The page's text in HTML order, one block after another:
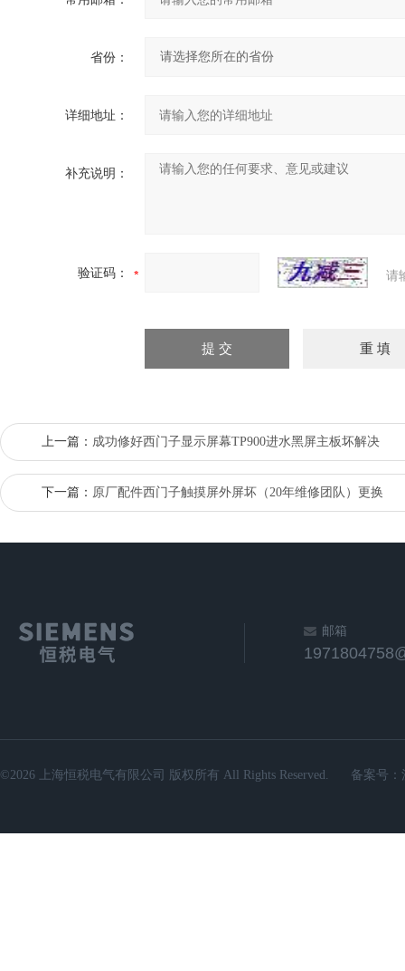
省份：
详细地址：
补充说明：
验证码： 请
上一篇： 成功修好西门子显示屏幕TP900进水黑屏主板坏解决
下一篇： 原厂配件西门子触摸屏外屏坏（20年维修团队）更换
邮箱
©2026 上海恒税电气有限公司 版权所有 All Rights Reserved. 备案号：